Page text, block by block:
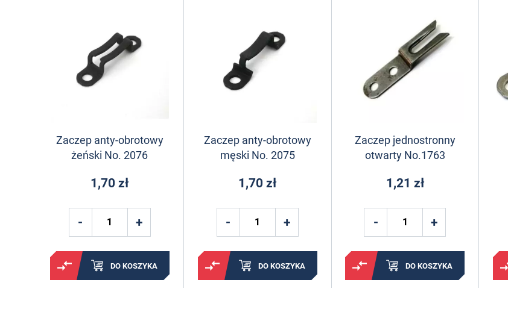
Zaczep anty-obrotowy
żeński No. 2076
1,70 zł
DO KOSZYKA
Zaczep anty-obrotowy
męski No. 2075
1,70 zł
DO KOSZYKA
Zaczep jednostronny
otwarty No.1763
1,21 zł
DO KOSZYKA